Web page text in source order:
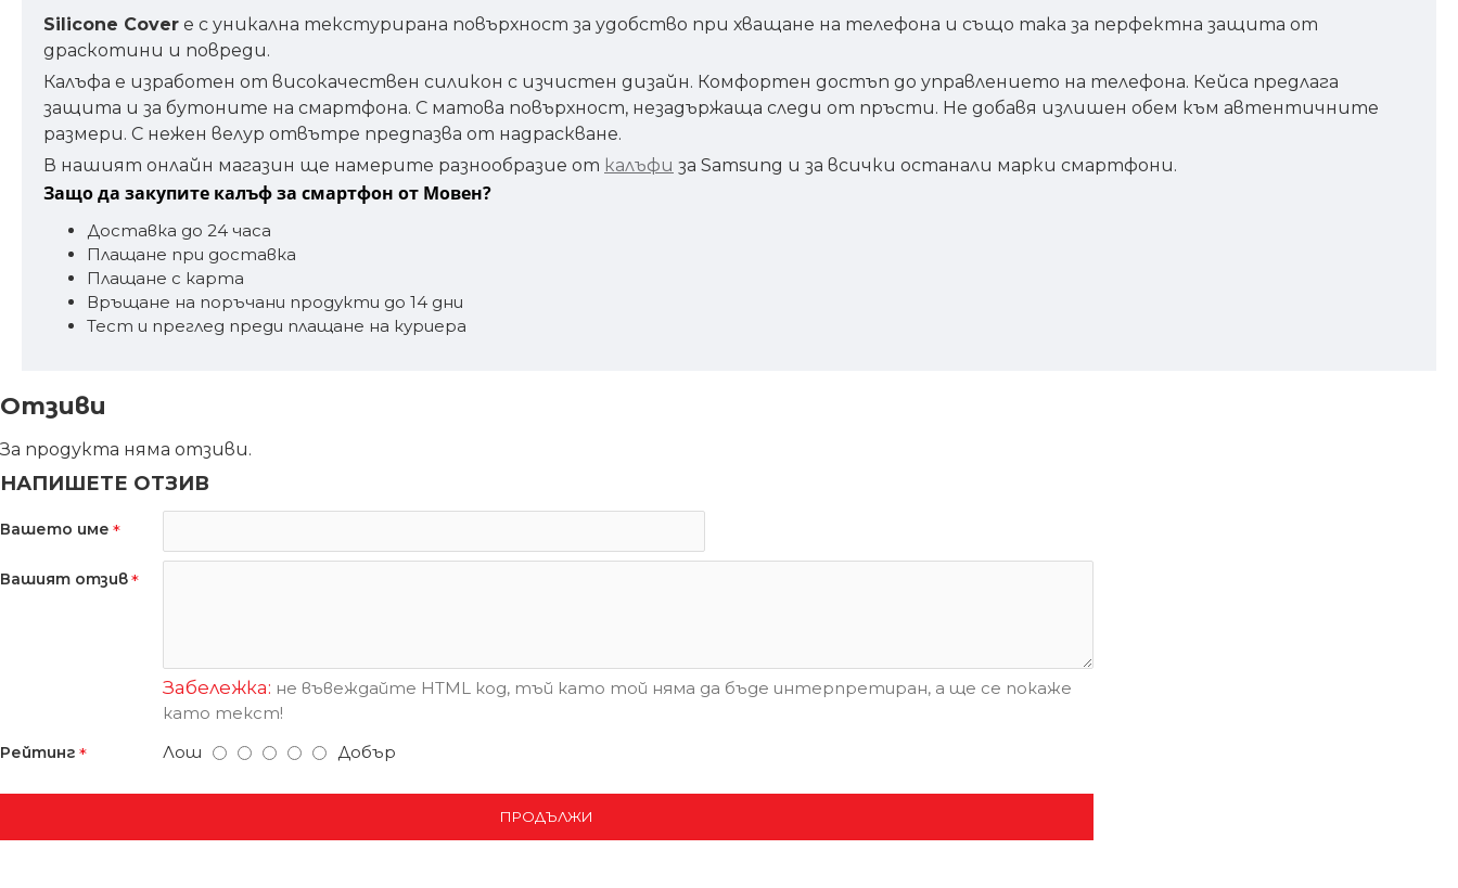
Silicone Cover е с уникална текстурирана повърхност за удобство при хващане на телефона и също така за перфектна защита от
драскотини и повреди.
Калъфа е изработен от високачествен силикон с изчистен дизайн. Комфортен достъп до управлението на телефона. Кейса предлага
защита и за бутоните на смартфона. С матова повърхност, незадържаща следи от пръсти. Не добавя излишен обем към автентичните
размери. С нежен велур отвътре предпазва от надраскване.
В нашият онлайн магазин ще намерите разнообразие от калъфи за Samsung и за всички останали марки смартфони.
Защо да закупите калъф за смартфон от Мовен?
Доставка до 24 часа
Плащане при доставка
Плащане с карта
Връщане на поръчани продукти до 14 дни
Тест и преглед преди плащане на куриера
Отзиви
За продукта няма отзиви.
НАПИШЕТЕ ОТЗИВ
Вашето име
Вашият отзив
Забележка: не въвеждайте HTML код, тъй като той няма да бъде интерпретиран, а ще се покаже
като текст!
Рейтинг Лош Добър
ПРОДЪЛЖИ